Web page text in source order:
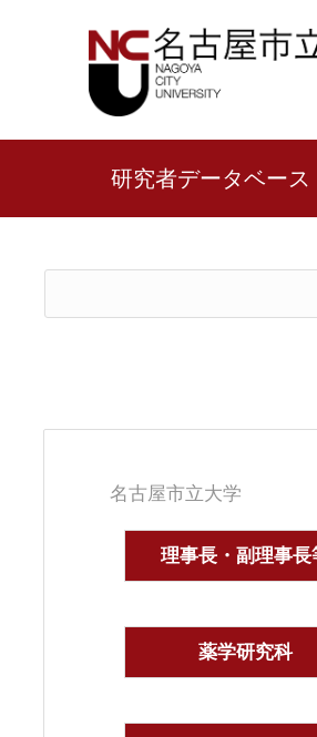
研究者データベース
名古屋市立大学
理事長・副理事長
薬学研究科